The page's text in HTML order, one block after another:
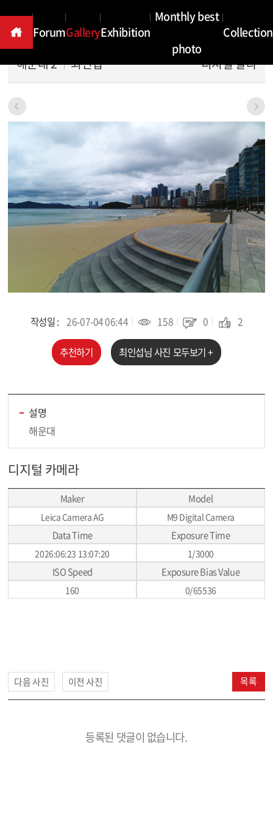
ForumGalleryExhibition
Monthly best
photo
Collection
해운대 2 최인섭 디지털 칼라
작성일 : 26-07-04 06:44 158 0 2
추천하기 최인섭님 사진 모두보기 +
설명
해운대
디지털 카메라
Maker
Leica Camera AG
Model
M9 Digital Camera
Data Time
2026:06:23 13:07:20
Exposure Time
1/3000
ISO Speed
160
Exposure Bias Value
0/65536
다음 사진 이전 사진 목록
등록된 댓글이 없습니다.